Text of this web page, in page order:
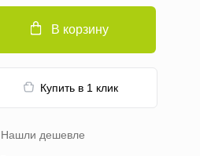
В корзину
Купить в 1 клик
Нашли дешевле